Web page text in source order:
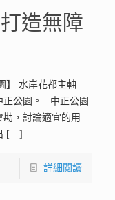
造無障
】 水岸花都主軸
正公園。 中正公園
，討論適宜的用
[…]
詳細閱讀